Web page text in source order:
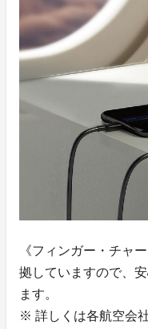
《フィンガー・チャ
拠していますので、
ます。
※ 詳しくは各航空会